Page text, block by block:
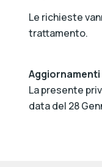
Le richieste
trattamento.
Aggiornamenti
La presente
data del 28